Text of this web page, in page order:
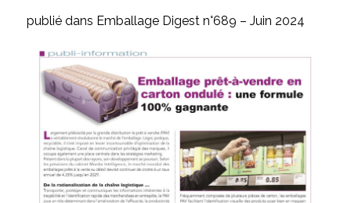
publié dans Emballage Digest n°689 – Juin 2024